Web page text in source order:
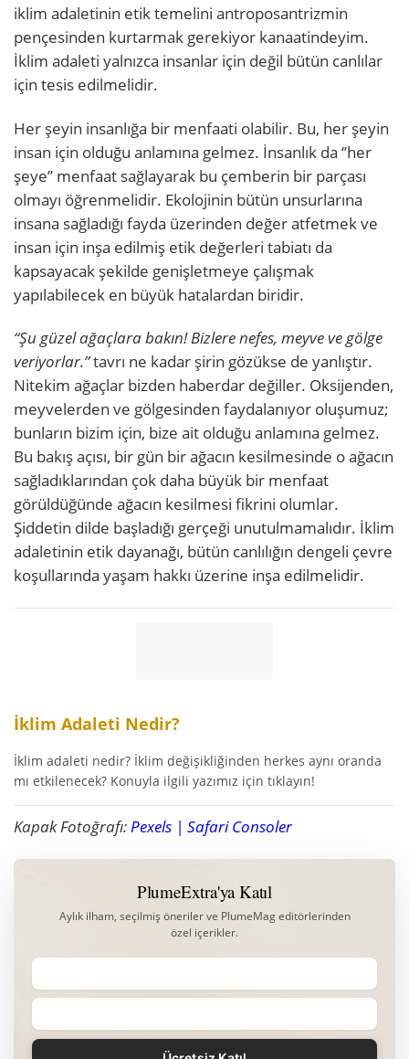
iklim adaletinin etik temelini antroposantrizmin
pençesinden kurtarmak gerekiyor kanaatindeyim.
İklim adaleti yalnızca insanlar için değil bütün canlılar
için tesis edilmelidir.
Her şeyin insanlığa bir menfaati olabilir. Bu, her şeyin
insan için olduğu anlamına gelmez. İnsanlık da ‘’her
şeye’’ menfaat sağlayarak bu çemberin bir parçası
olmayı öğrenmelidir. Ekolojinin bütün unsurlarına
insana sağladığı fayda üzerinden değer atfetmek ve
insan için inşa edilmiş etik değerleri tabiatı da
kapsayacak şekilde genişletmeye çalışmak
yapılabilecek en büyük hatalardan biridir.
“Şu güzel ağaçlara bakın! Bizlere nefes, meyve ve gölge
veriyorlar.”tavrı ne kadar şirin gözükse de yanlıştır.
Nitekim ağaçlar bizden haberdar değiller. Oksijenden,
meyvelerden ve gölgesinden faydalanıyor oluşumuz;
bunların bizim için, bize ait olduğu anlamına gelmez.
Bu bakış açısı, bir gün bir ağacın kesilmesinde o ağacın
sağladıklarından çok daha büyük bir menfaat
görüldüğünde ağacın kesilmesi fikrini olumlar.
Şiddetin dilde başladığı gerçeği unutulmamalıdır. İklim
adaletinin etik dayanağı, bütün canlılığın dengeli çevre
koşullarında yaşam hakkı üzerine inşa edilmelidir.
İklim Adaleti Nedir?
İklim adaleti nedir? İklim değişikliğinden herkes aynı oranda
mı etkilenecek? Konuyla ilgili yazımız için tıklayın!
Kapak Fotoğrafı:Pexels | Safari Consoler
PlumeExtra'ya Katıl
Aylık ilham, seçilmiş öneriler ve PlumeMag editörlerinden
özel içerikler.